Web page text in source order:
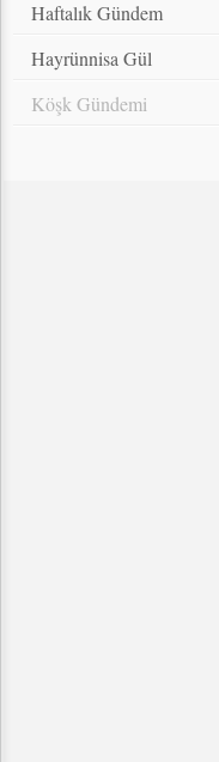
Haftalık Gündem
Hayrünnisa Gül
Köşk Gündemi